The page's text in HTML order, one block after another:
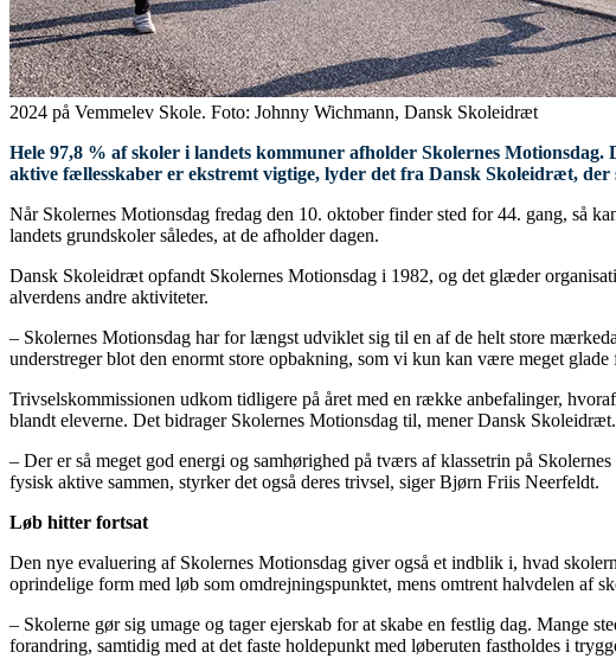
2024 på Vemmelev Skole. Foto: Johnny Wichmann, Dansk Skoleidræt
Hele 97,8 % af skoler i landets kommuner afholder Skolernes
aktive fællesskaber er ekstremt vigtige, lyder det fra Dansk Skoleidræt, der
Når Skolernes Motionsdag fredag den 10. oktober finder sted for 44. gang, så
landets grundskoler således, at de afholder dagen.
Dansk Skoleidræt opfandt Skolernes Motionsdag i 1982, og det glæder
alverdens andre aktiviteter.
– Skolernes Motionsdag har for længst udviklet sig til en af de helt store
understreger blot den enormt store opbakning, som vi kun kan være meget
Trivselskommissionen udkom tidligere på året med en række anbefalinger,
blandt eleverne. Det bidrager Skolernes Motionsdag til, mener Dansk Skoleidræt.
– Der er så meget god energi og samhørighed på tværs af klassetrin på
fysisk aktive sammen, styrker det også deres trivsel, siger Bjørn Friis Neerfeldt.
Løb hitter fortsat
Den nye evaluering af Skolernes Motionsdag giver også et indblik i, hvad
oprindelige form med løb som omdrejningspunktet, mens omtrent halvdelen af
– Skolerne gør sig umage og tager ejerskab for at skabe en festlig dag. Mange
forandring, samtidig med at det faste holdepunkt med løberuten fastholdes i